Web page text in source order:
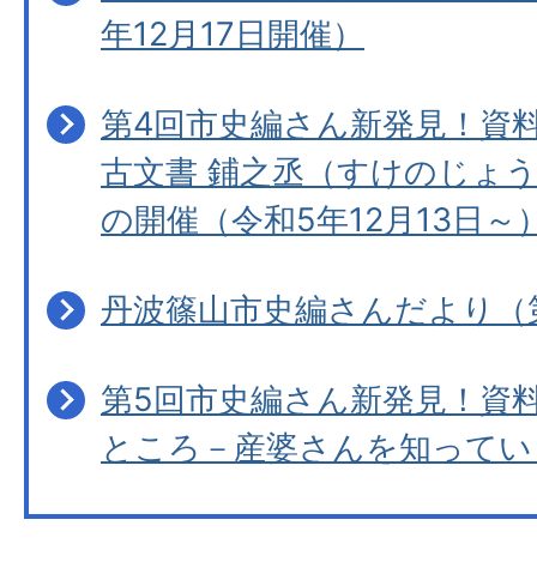
年12月17日開催）
第4回市史編さん新発見！資
古文書 鋪之丞（すけのじょ
の開催（令和5年12月13日～
丹波篠山市史編さんだより（
第5回市史編さん新発見！資
ところ－産婆さんを知って